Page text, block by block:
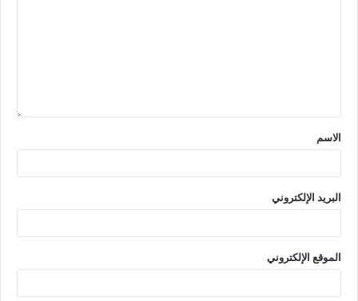
الاسم
البريد الإلكتروني
الموقع الإلكتروني